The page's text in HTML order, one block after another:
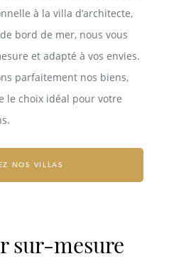
à la villa d’architecte,
bord de mer, nous vous
et adapté à vos envies.
parfaitement nos biens,
le choix idéal pour votre
NOS VILLAS
sur-mesure